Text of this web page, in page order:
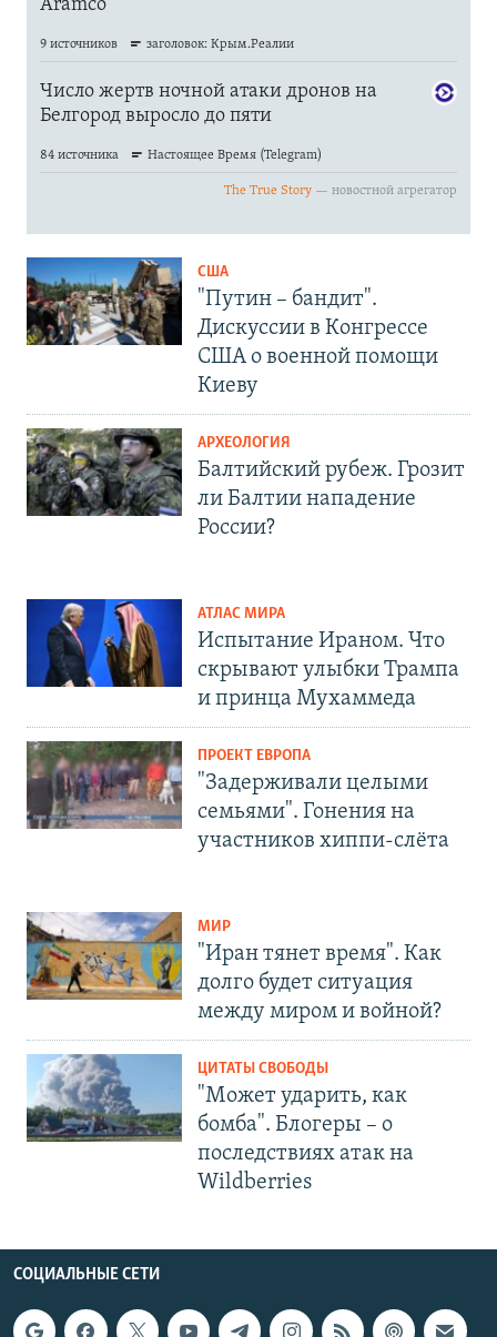
США
"Путин – бандит".
Дискуссии в Конгрессе
США о военной помощи
Киеву
АРХЕОЛОГИЯ
Балтийский рубеж. Грозит
ли Балтии нападение
России?
АТЛАС МИРА
Испытание Ираном. Что
скрывают улыбки Трампа
и принца Мухаммеда
ПРОЕКТ ЕВРОПА
"Задерживали целыми
семьями". Гонения на
участников хиппи-слёта
МИР
"Иран тянет время". Как
долго будет ситуация
между миром и войной?
ЦИТАТЫ СВОБОДЫ
"Может ударить, как
бомба". Блогеры – о
последствиях атак на
Wildberries
СОЦИАЛЬНЫЕ СЕТИ